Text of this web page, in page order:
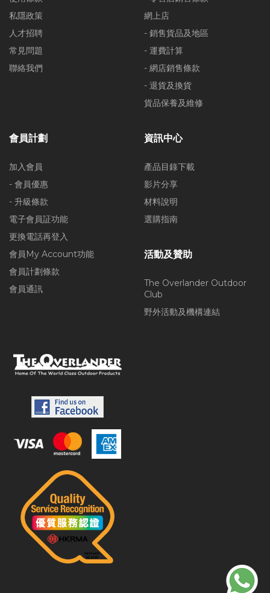
私隱政策
人才招聘
常見問題
聯絡我們
網上店
- 銷售貨品及地區
- 運費計算
- 網店銷售條款
- 退貨及換貨
貨品保養及維修
會員計劃
加入會員
- 會員優惠
- 升級條款
電子會員証功能
更換電話再登入
會員My Account功能
會員計劃條款
會員通訊
資訊中心
產品目錄下載
影片分享
材料說明
選購指南
活動及贊助
The Overlander Outdoor
Club
野外活動及機構連結